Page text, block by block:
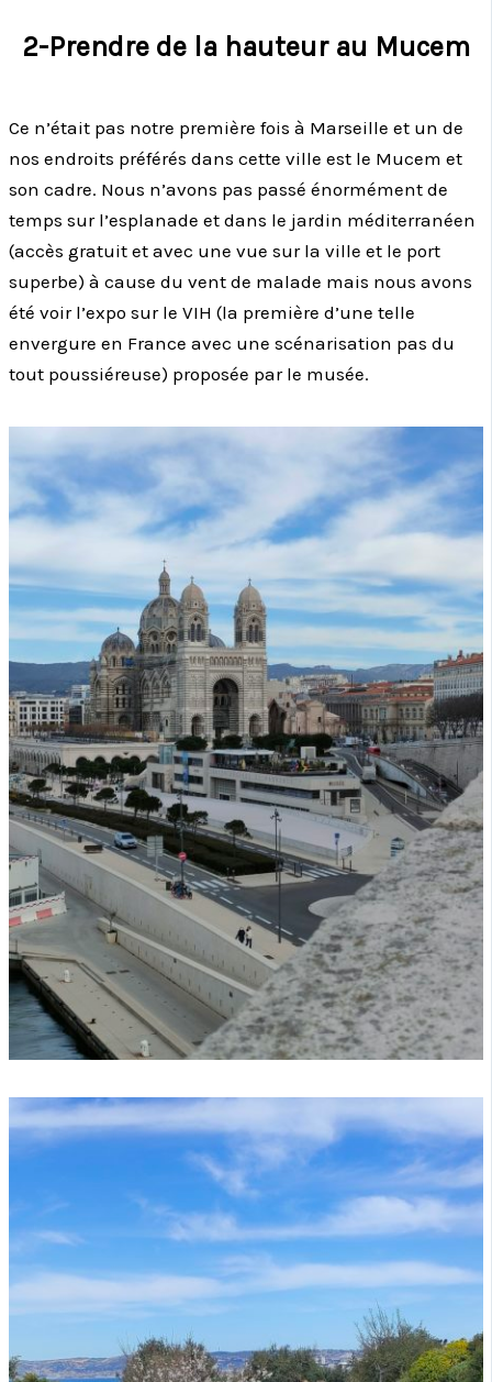
2-Prendre de la hauteur au Mucem
Ce n’était pas notre première fois à Marseille et un de
nos endroits préférés dans cette ville est le Mucem et
son cadre. Nous n’avons pas passé énormément de
temps sur l’esplanade et dans le jardin méditerranéen
(accès gratuit et avec une vue sur la ville et le port
superbe) à cause du vent de malade mais nous avons
été voir l’expo sur le VIH (la première d’une telle
envergure en France avec une scénarisation pas du
tout poussiéreuse) proposée par le musée.